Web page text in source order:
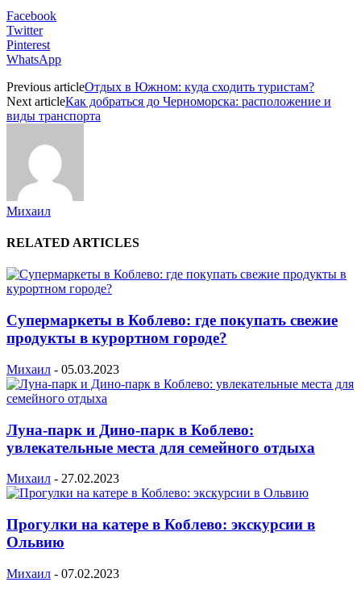
Facebook
Twitter
Pinterest
WhatsApp
Previous articleОтдых в Южном: куда сходить туристам?
Next articleКак добраться до Черноморска: расположение и
виды транспорта
Михаил
RELATED ARTICLES
Супермаркеты в Коблево: где покупать свежие
продукты в курортном городе?
Михаил - 05.03.2023
Луна-парк и Дино-парк в Коблево:
увлекательные места для семейного отдыха
Михаил - 27.02.2023
Прогулки на катере в Коблево: экскурсии в
Ольвию
Михаил - 07.02.2023